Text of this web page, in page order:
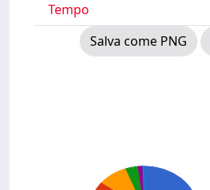
Tempo
Salva come PNG